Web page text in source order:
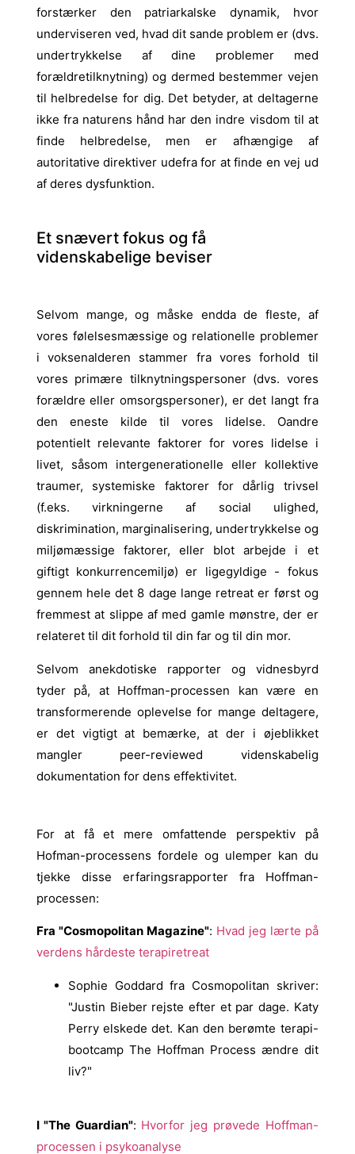
forstærker den patriarkalske dynamik, hvor
underviseren ved, hvad dit sande problem er (dvs.
undertrykkelse af dine problemer med
forældretilknytning) og dermed bestemmer vejen
til helbredelse for dig. Det betyder, at deltagerne
ikke fra naturens hånd har den indre visdom til at
finde helbredelse, men er afhængige af
autoritative direktiver udefra for at finde en vej ud
af deres dysfunktion.
Et snævert fokus og få
videnskabelige beviser
Selvom mange, og måske endda de fleste, af
vores følelsesmæssige og relationelle problemer
i voksenalderen stammer fra vores forhold til
vores primære tilknytningspersoner (dvs. vores
forældre eller omsorgspersoner), er det langt fra
den eneste kilde til vores lidelse. Oandre
potentielt relevante faktorer for vores lidelse i
livet, såsom intergenerationelle eller kollektive
traumer, systemiske faktorer for dårlig trivsel
(f.eks. virkningerne af social ulighed,
diskrimination, marginalisering, undertrykkelse og
miljømæssige faktorer, eller blot arbejde i et
giftigt konkurrencemiljø) er ligegyldige - fokus
gennem hele det 8 dage lange retreat er først og
fremmest at slippe af med gamle mønstre, der er
relateret til dit forhold til din far og til din mor.
Selvom anekdotiske rapporter og vidnesbyrd
tyder på, at Hoffman-processen kan være en
transformerende oplevelse for mange deltagere,
er det vigtigt at bemærke, at der i øjeblikket
mangler peer-reviewed videnskabelig
dokumentation for dens effektivitet.
For at få et mere omfattende perspektiv på
Hofman-processens fordele og ulemper kan du
tjekke disse erfaringsrapporter fra Hoffman-
processen:
Fra "Cosmopolitan Magazine": Hvad jeg lærte på
verdens hårdeste terapiretreat
Sophie Goddard fra Cosmopolitan skriver:
"Justin Bieber rejste efter et par dage. Katy
Perry elskede det. Kan den berømte terapi-
bootcamp The Hoffman Process ændre dit
liv?"
I "The Guardian": Hvorfor jeg prøvede Hoffman-
processen i psykoanalyse